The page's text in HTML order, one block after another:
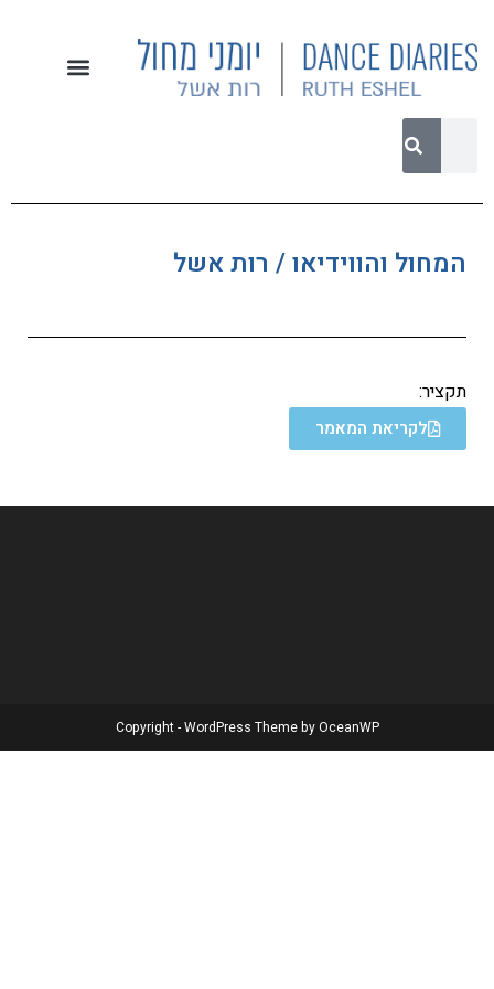
המחול והווידיאו / רות אשל
תקציר:
לקריאת המאמר
Copyright - WordPress Theme by OceanWP